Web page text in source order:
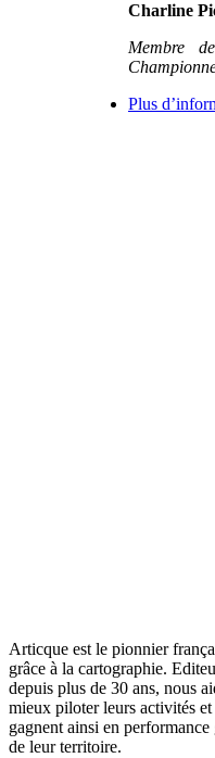
Charline
Membre
Plus
Articque est le pionnier
grâce à la cartographie.
depuis plus de 30 ans, nous
mieux piloter leurs activités
gagnent ainsi en
de leur territoire.